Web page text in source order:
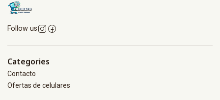
Follow us
Categories
Contacto
Ofertas de celulares